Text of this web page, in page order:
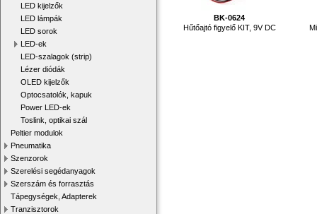
LED kijelzők
LED lámpák
LED sorok
LED-ek
LED-szalagok (strip)
Lézer diódák
OLED kijelzők
Optocsatolók, kapuk
Power LED-ek
Toslink, optikai szál
Peltier modulok
Pneumatika
Szenzorok
Szerelési segédanyagok
Szerszám és forrasztás
Tápegységek, Adapterek
Tranzisztorok
BK-0624
Hűtőajtó figyelő KIT, 9V DC